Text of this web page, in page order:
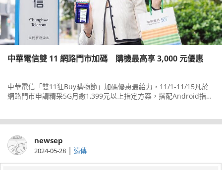
中華電信雙 11 網路門市加碼 購機最高享 3,000 元優惠
中華電信「雙11狂Buy購物節」加碼優惠最給力，11/1-11/15凡於
網路門市申請精采5G月繳1,399元以上指定方案，搭配Android指定
元)，再加碼贈HamiPoint1,111點，相當於雙11購機優惠現享3,000
元。
newsep
2024-05-28 | 遠傳